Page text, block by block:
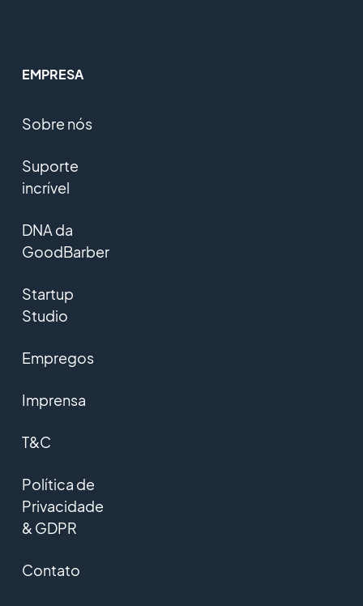
EMPRESA
Sobre nós
Suporte
incrível
DNA da
GoodBarber
Startup
Studio
Empregos
Imprensa
T&C
Política de
Privacidade
& GDPR
Contato